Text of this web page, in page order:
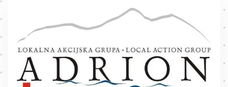
Skip